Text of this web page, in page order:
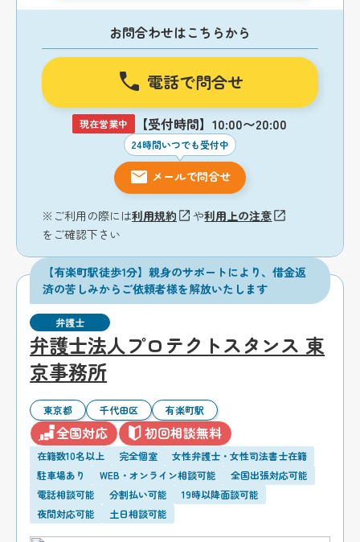
お問合わせはこちらから
電話で問合せ
現在営業中 【受付時間】10:00〜20:00
24時間いつでも受付中
メールで問合せ
※ご利用の際には利用規約 や利用上の注意
をご確認下さい
【有楽町駅徒歩1分】親身のサポートにより、借金返
済の苦しみからご依頼者様を解放いたします
弁護士
弁護士法人プロテクトスタンス 東
京事務所
東京都 千代田区 有楽町駅
全国対応 初回相談無料
在籍数10名以上 完全個室
女性弁護士・女性司法書士在籍
駐車場あり
WEB・オンライン相談可能
全国出張対応可能
電話相談可能
分割払い可能
19時以降面談可能
夜間対応可能
土日相談可能